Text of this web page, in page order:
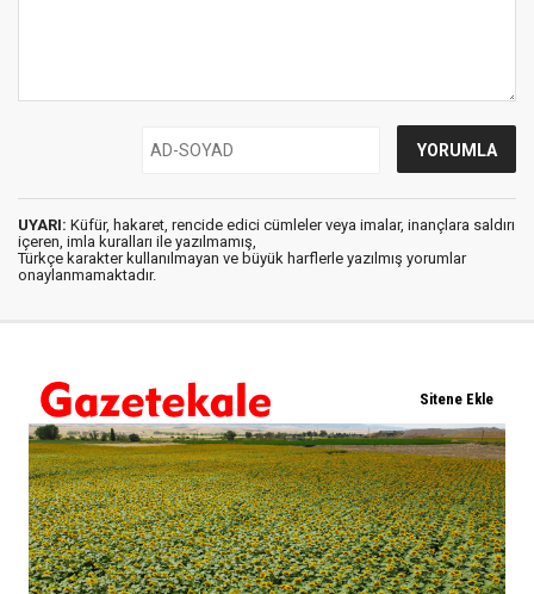
UYARI: Küfür, hakaret, rencide edici cümleler veya imalar, inançlara saldırı
içeren, imla kuralları ile yazılmamış,
Türkçe karakter kullanılmayan ve büyük harflerle yazılmış yorumlar
onaylanmamaktadır.